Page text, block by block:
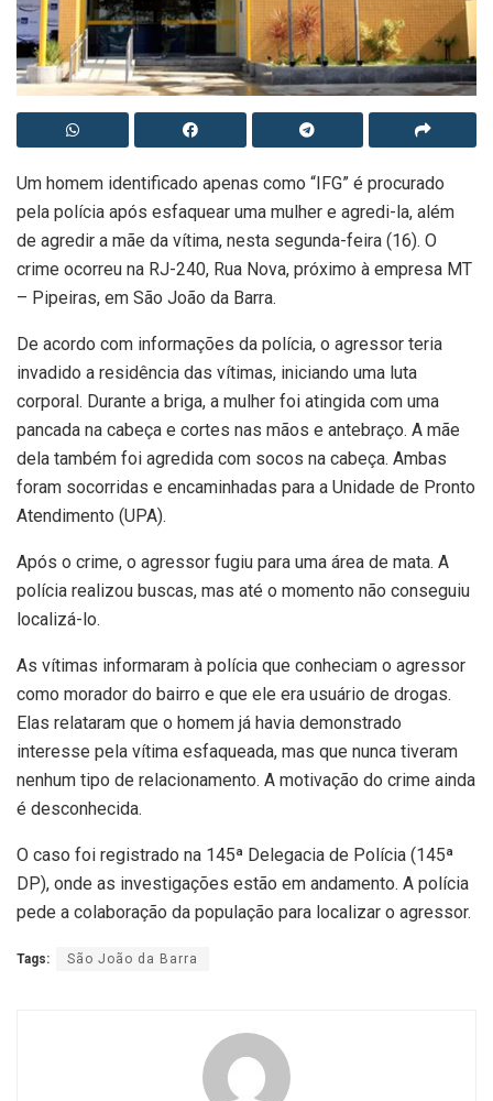
Um homem identificado apenas como “IFG” é procurado
pela polícia após esfaquear uma mulher e agredi-la, além
de agredir a mãe da vítima, nesta segunda-feira (16). O
crime ocorreu na RJ-240, Rua Nova, próximo à empresa MT
– Pipeiras, em São João da Barra.
De acordo com informações da polícia, o agressor teria
invadido a residência das vítimas, iniciando uma luta
corporal. Durante a briga, a mulher foi atingida com uma
pancada na cabeça e cortes nas mãos e antebraço. A mãe
dela também foi agredida com socos na cabeça. Ambas
foram socorridas e encaminhadas para a Unidade de Pronto
Atendimento (UPA).
Após o crime, o agressor fugiu para uma área de mata. A
polícia realizou buscas, mas até o momento não conseguiu
localizá-lo.
As vítimas informaram à polícia que conheciam o agressor
como morador do bairro e que ele era usuário de drogas.
Elas relataram que o homem já havia demonstrado
interesse pela vítima esfaqueada, mas que nunca tiveram
nenhum tipo de relacionamento. A motivação do crime ainda
é desconhecida.
O caso foi registrado na 145ª Delegacia de Polícia (145ª
DP), onde as investigações estão em andamento. A polícia
pede a colaboração da população para localizar o agressor.
Tags: São João da Barra